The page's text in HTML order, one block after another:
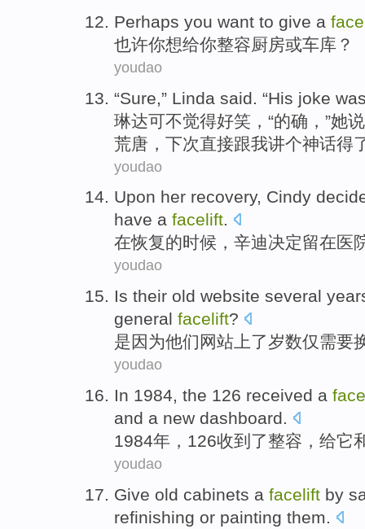
Perhaps you want to give a
也许你想给你整容厨房或车库 ？
youdao
“Sure ,” Linda said . “His joke
琳达可不觉得好笑 ，“的确 ，”她说
荒唐，下次直接跟我讲个神话得
youdao
Upon her recovery, Cindy
have a facelift.
在恢复的时候， 辛迪决定留在医
youdao
Is their old website several
general facelift?
是因为他们 网站上了岁数仅需要
youdao
In 1984, the 126 received a
and a new dashboard.
1984年，126收到 了整容 ， 给它
youdao
Give old cabinets a facelift by
refinishing or painting them.